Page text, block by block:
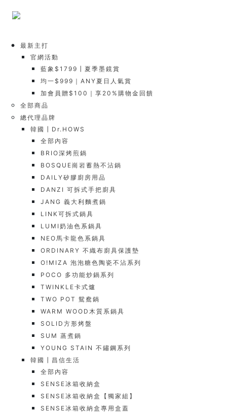
最新主打
官網活動
藍象$1799┃夏季墨鏡賞
均一$999｜ANY夏日人氣賞
加會員贈$100｜享20%購物金回饋
全部商品
總代理品牌
韓國┃Dr.HOWS
全部內容
BRIO深烤煎鍋
BOSQUE崗岩蓄熱不沾鍋
DAILY矽膠廚房用品
DANZI 可拆式手把廚具
JANG 義大利麵煮鍋
LINK可拆式鍋具
LUMI奶油色系鍋具
NEO馬卡龍色系鍋具
ORDINARY 不織布廚具保護墊
O!MIZA 泡泡糖色陶瓷不沾系列
POCO 多功能炒鍋系列
TWINKLE卡式爐
TWO POT 鴛鴦鍋
WARM WOOD木質系鍋具
SOLID方形烤盤
SUM 蒸煮鍋
YOUNG STAIN 不鏽鋼系列
韓國┃昌信生活
全部內容
SENSE冰箱收納盒
SENSE冰箱收納盒【獨家組】
SENSE冰箱收納盒專用盒蓋